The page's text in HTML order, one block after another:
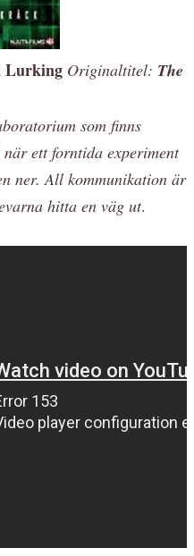
Lurking Originaltitel: The
som finns
ett forntida experiment
ner. All kommunikation är
hitta en väg ut.